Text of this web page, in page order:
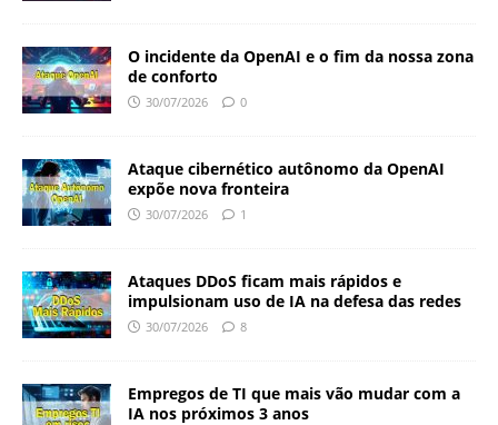
O incidente da OpenAI e o fim da nossa zona
de conforto
30/07/2026 0
Ataque cibernético autônomo da OpenAI
expõe nova fronteira
30/07/2026 1
Ataques DDoS ficam mais rápidos e
impulsionam uso de IA na defesa das redes
30/07/2026 8
Empregos de TI que mais vão mudar com a
IA nos próximos 3 anos